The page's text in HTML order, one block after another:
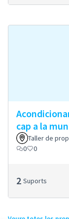
cap a la
Taller de
0
0
2 Suports